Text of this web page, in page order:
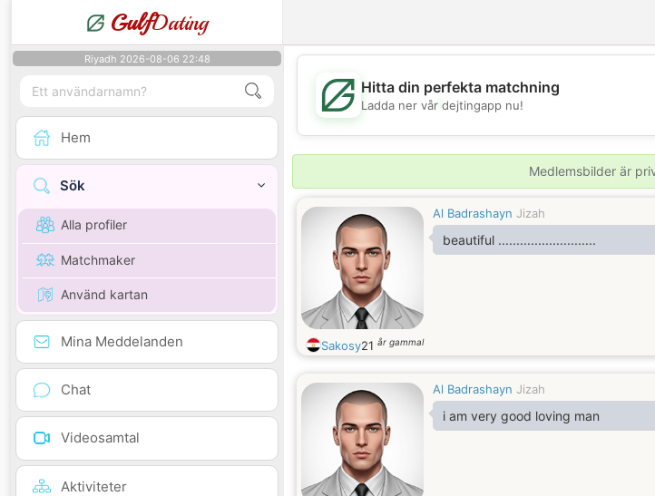
GulfDating
Riyadh 2026-08-06 22:48
Hem
Sök
Alla profiler
Matchmaker
Använd kartan
Mina Meddelanden
Chat
Videosamtal
Aktiviteter
💖
Hitta din perfekta matchning
Ladda ner vår dejtingapp nu!
Medlemsbilder är
Al Badrashayn Jizah
beautiful ...........................
Sakosy21 år gammal
Al Badrashayn Jizah
i am very good loving man